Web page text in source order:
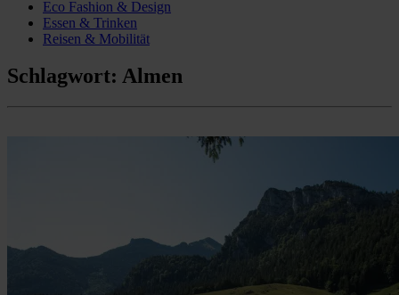
Eco Fashion & Design
Essen & Trinken
Reisen & Mobilität
Schlagwort: Almen